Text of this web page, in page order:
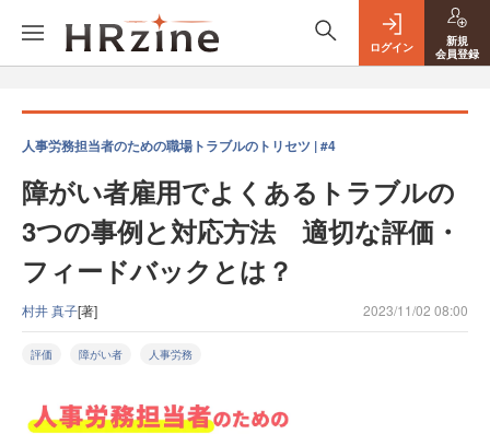
ログイン
新規
会員登録
人事労務担当者のための職場トラブルのトリセツ | #4
障がい者雇用でよくあるトラブルの
3つの事例と対応方法 適切な評価・
フィードバックとは？
村井 真子[著] 2023/11/02 08:00
評価 障がい者 人事労務